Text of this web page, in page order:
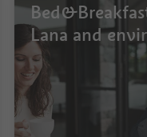
Lana and